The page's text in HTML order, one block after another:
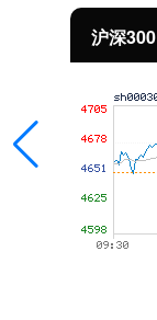
沪深300